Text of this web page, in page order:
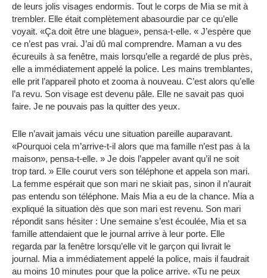
de leurs jolis visages endormis. Tout le corps de Mia se mit à
trembler. Elle était complètement abasourdie par ce qu’elle
voyait. «Ça doit être une blague», pensa-t-elle. « J’espère que
ce n’est pas vrai. J’ai dû mal comprendre. Maman a vu des
écureuils à sa fenêtre, mais lorsqu’elle a regardé de plus près,
elle a immédiatement appelé la police. Les mains tremblantes,
elle prit l’appareil photo et zooma à nouveau. C’est alors qu’elle
l’a revu. Son visage est devenu pâle. Elle ne savait pas quoi
faire. Je ne pouvais pas la quitter des yeux.
Elle n’avait jamais vécu une situation pareille auparavant.
«Pourquoi cela m’arrive-t-il alors que ma famille n’est pas à la
maison», pensa-t-elle. » Je dois l’appeler avant qu’il ne soit
trop tard. » Elle courut vers son téléphone et appela son mari.
La femme espérait que son mari ne skiait pas, sinon il n’aurait
pas entendu son téléphone. Mais Mia a eu de la chance. Mia a
expliqué la situation dès que son mari est revenu. Son mari
répondit sans hésiter : Une semaine s’est écoulée, Mia et sa
famille attendaient que le journal arrive à leur porte. Elle
regarda par la fenêtre lorsqu’elle vit le garçon qui livrait le
journal. Mia a immédiatement appelé la police, mais il faudrait
au moins 10 minutes pour que la police arrive. «Tu ne peux